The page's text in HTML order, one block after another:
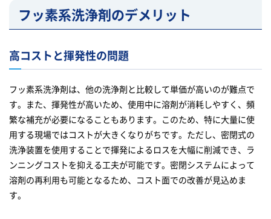
フッ素系洗浄剤のデメリット
高コストと揮発性の問題
フッ素系洗浄剤は、他の洗浄剤と比較して単価が高いのが難点で
す。また、揮発性が高いため、使用中に溶剤が消耗しやすく、頻
繁な補充が必要になることもあります。このため、特に大量に使
用する現場ではコストが大きくなりがちです。ただし、密閉式の
洗浄装置を使用することで揮発によるロスを大幅に削減でき、ラ
ンニングコストを抑える工夫が可能です。密閉システムによって
溶剤の再利用も可能となるため、コスト面での改善が見込めま
す。